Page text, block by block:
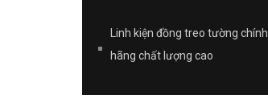
Linh kiện đồng treo tường chính
hãng chất lượng cao